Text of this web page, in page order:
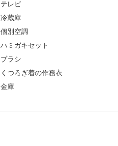
テレビ
冷蔵庫
個別空調
ハミガキセット
ブラシ
くつろぎ着の作務衣
金庫